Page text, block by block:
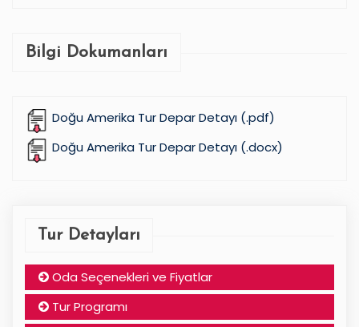
Bilgi Dokumanları
Doğu Amerika Tur Depar Detayı (.pdf)
Doğu Amerika Tur Depar Detayı (.docx)
Tur Detayları
Oda Seçenekleri ve Fiyatlar
Tur Programı